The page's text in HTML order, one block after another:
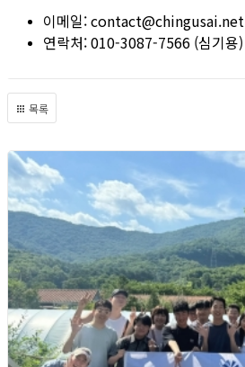
이메일: contact@chingusai.net
연락처: 010-3087-7566 (심기용)
목록